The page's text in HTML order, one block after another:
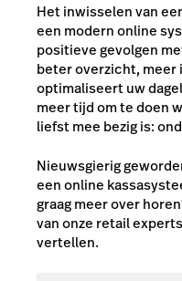
Het inwisselen van
een modern online
positieve gevolgen
beter overzicht, meer
optimaliseert uw
meer tijd om te doen
liefst mee bezig is:
Nieuwsgierig
een online
graag meer over
van onze retail
vertellen.